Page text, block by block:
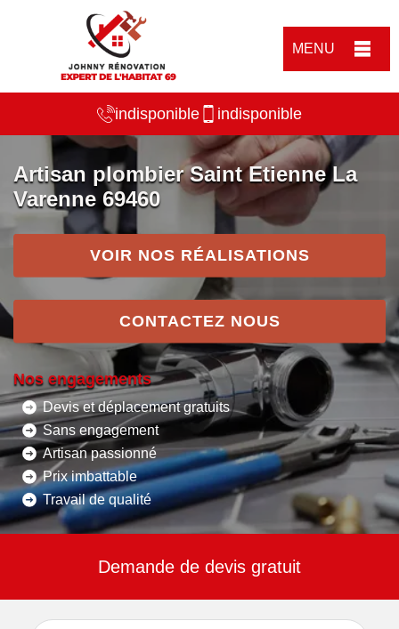
MENU
indisponible indisponible
Artisan plombier Saint Etienne La
Varenne 69460
VOIR NOS RÉALISATIONS
CONTACTEZ NOUS
Nos engagements
Devis et déplacement gratuits
Sans engagement
Artisan passionné
Prix imbattable
Travail de qualité
Demande de devis gratuit